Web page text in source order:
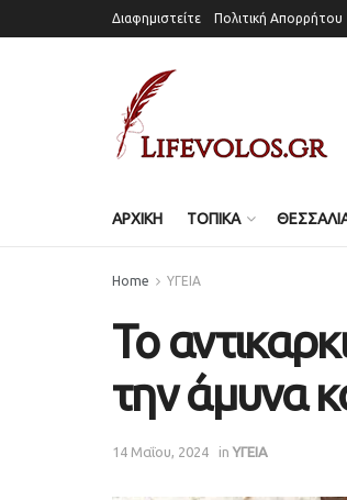
Διαφημιστείτε Πολιτική Απορρήτου
ΑΡΧΙΚΗ ΤΟΠΙΚΑ
Home ΥΓΕΙΑ
Το
την άμυνα
14 Μαΐου, 2024 in ΥΓΕΙΑ